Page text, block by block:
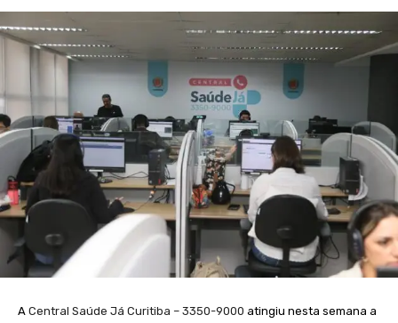
A Central Saúde Já Curitiba – 3350-9000 atingiu nesta semana a